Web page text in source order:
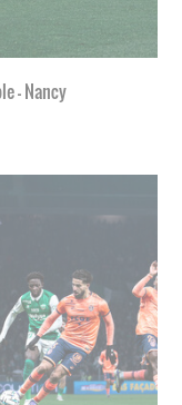
- Nancy